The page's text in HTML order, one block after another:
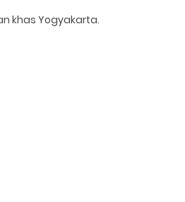
khas Yogyakarta.